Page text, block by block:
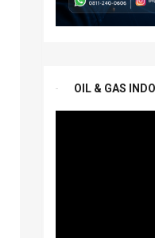
OIL & GAS